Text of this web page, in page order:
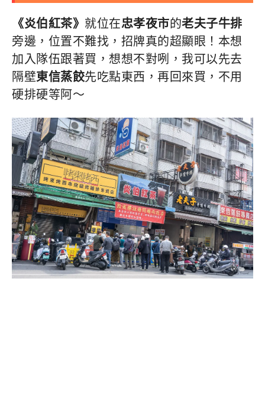
《炎伯紅茶》 就位在忠孝夜市的老夫子牛排
旁邊，位置不難找，招牌真的超顯眼！本想
加入隊伍跟著買，想想不對咧，我可以先去
隔壁東信蒸餃先吃點東西，再回來買，不用
硬排硬等阿～